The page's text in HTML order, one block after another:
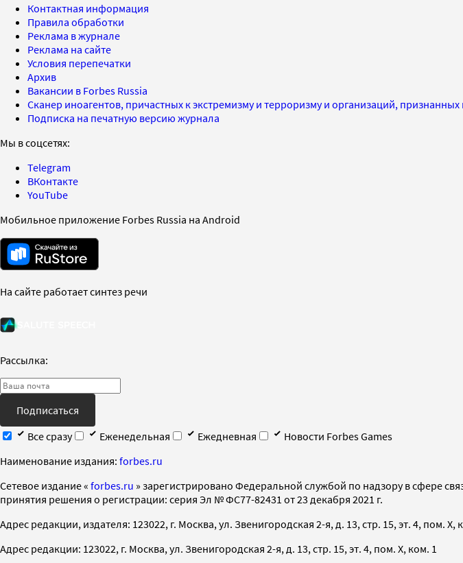
Контактная информация
Правила обработки
Реклама в журнале
Реклама на сайте
Условия перепечатки
Архив
Вакансии в Forbes Russia
Сканер иноагентов, причастных к экстремизму и терроризму и организаций,
Подписка на печатную версию журнала
Мы в соцсетях:
Telegram
ВКонтакте
YouTube
Мобильное приложение Forbes Russia на Android
На сайте работает синтез речи
Рассылка:
Подписаться
Все сразу
Еженедельная Ежедневная
Новости Forbes Games
Наименование издания: forbes.ru
Cетевое издание « forbes.ru » зарегистрировано Федеральной службой по надзору в сфере
принятия решения о регистрации: серия Эл № ФС77-82431 от 23 декабря 2021 г.
Адрес редакции, издателя: 123022, г. Москва, ул. Звенигородская 2-я, д. 13, стр. 15, эт. 4, пом. X,
Адрес редакции: 123022, г. Москва, ул. Звенигородская 2-я, д. 13, стр. 15, эт. 4, пом. X, ком. 1